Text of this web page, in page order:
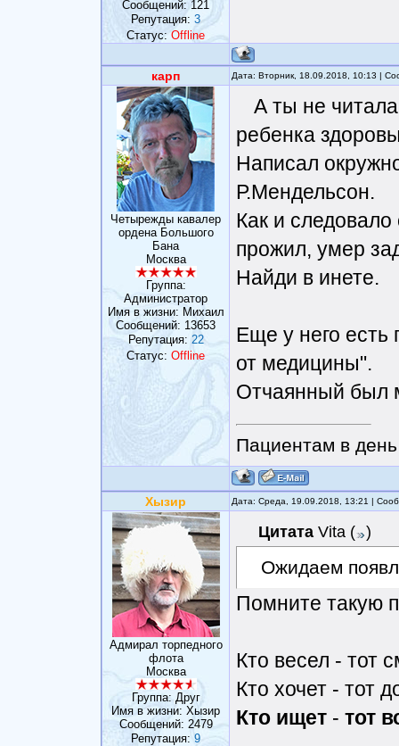
Сообщений: 121
Репутация: 3
Статус:Offline
карп Дата: Вторник, 18.09.2018, 10:13 |
Четырежды кавалер
ордена Большого
Бана
Москва
Группа:
Администратор
Имя в жизни: Михаил
Сообщений: 13653
Репутация: 22
Статус: Offline
А ты не
ребенка
Написал
Р.Мендельсон.
Как и следовало
прожил, умер
Найди в инете.
Еще у него есть
от медицины".
Отчаянный был
Пациентам в
Хызир Дата: Среда, 19.09.2018, 13:21 |
Адмирал торпедного
флота
Москва
Группа: Друг
Имя в жизни: Хызир
Сообщений: 2479
Репутация: 9
Цитата Vita ( )
Ожидаем
Помните такую
Кто весел - тот
Кто хочет - тот
Кто ищет - тот